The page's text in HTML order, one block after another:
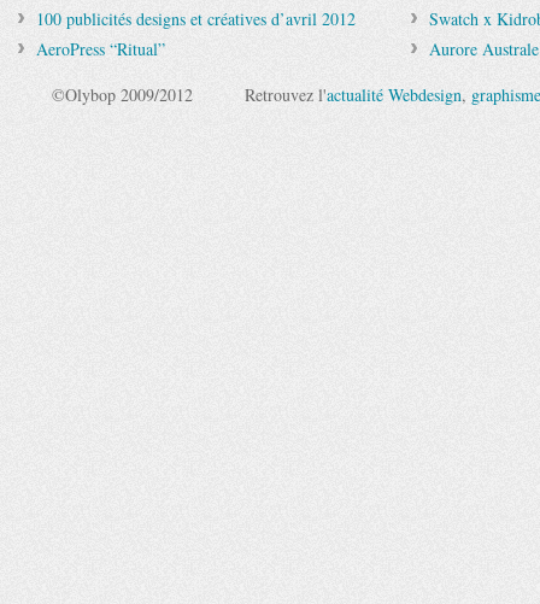
100 publicités designs et créatives d’avril 2012
AeroPress “Ritual”
Swatch x
Aurore
©Olybop 2009/2012
Retrouvez l'actualité Webdesign, graphisme